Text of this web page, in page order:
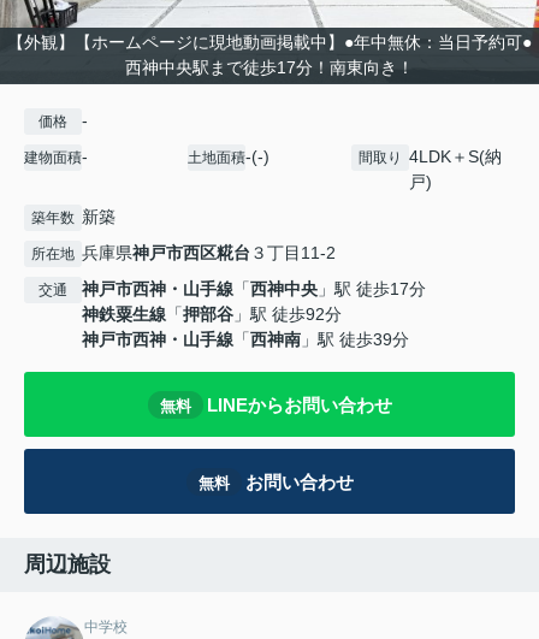
【外観】【ホームページに現地動画掲載中】●年中無休：当日予約可●
西神中央駅まで徒歩17分！南東向き！
価格 -
建物面積- 土地面積-(-) 間取り
4LDK＋S(納
戸)
築年数 新築
所在地 兵庫県神戸市西区糀台 ３丁目11-2
交通 神戸市西神・山手線 「西神中央 」駅 徒歩17分
神鉄粟生線 「押部谷 」駅 徒歩92分
神戸市西神・山手線 「西神南 」駅 徒歩39分
無料 LINEからお問い合わせ
無料 お問い合わせ
周辺施設
中学校